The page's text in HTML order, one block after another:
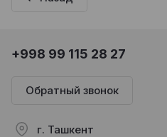
+998 99 115 28 27
Обратный звонок
г. Ташкент